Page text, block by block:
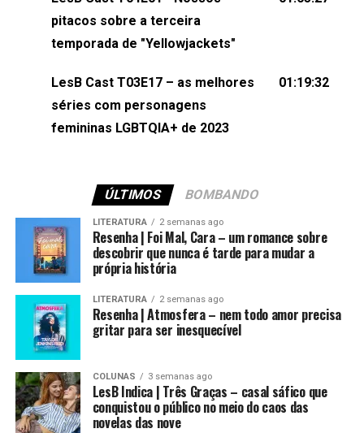
(⁠⁠⁠⁠@brunarfentanes⁠⁠⁠⁠) e Pollyelly FlorêncioEdição de
Naiady Machado
pitacos sobre a terceira
temporada de "Yellowjackets"
LesB Cast T03E17 – as melhores
séries com personagens
femininas LGBTQIA+ de 2023
01:19:32
ÚLTIMOS BOMBANDO
LITERATURA 2 semanas ago
Resenha | Foi Mal, Cara – um romance sobre
descobrir que nunca é tarde para mudar a
própria história
LITERATURA 2 semanas ago
Resenha | Atmosfera – nem todo amor precisa
gritar para ser inesquecível
COLUNAS 3 semanas ago
LesB Indica | Três Graças – casal sáfico que
conquistou o público no meio do caos das
novelas das nove